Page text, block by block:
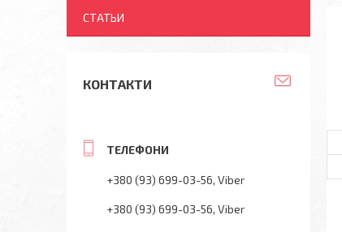
СТАТЬИ
КОНТАКТИ
+380 (93) 699-03-56 Viber
+380 (93) 699-03-56 Viber